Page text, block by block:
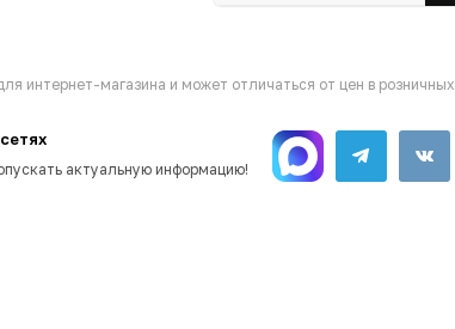
интернет-магазина и может отличаться от цен в
актуальную информацию!